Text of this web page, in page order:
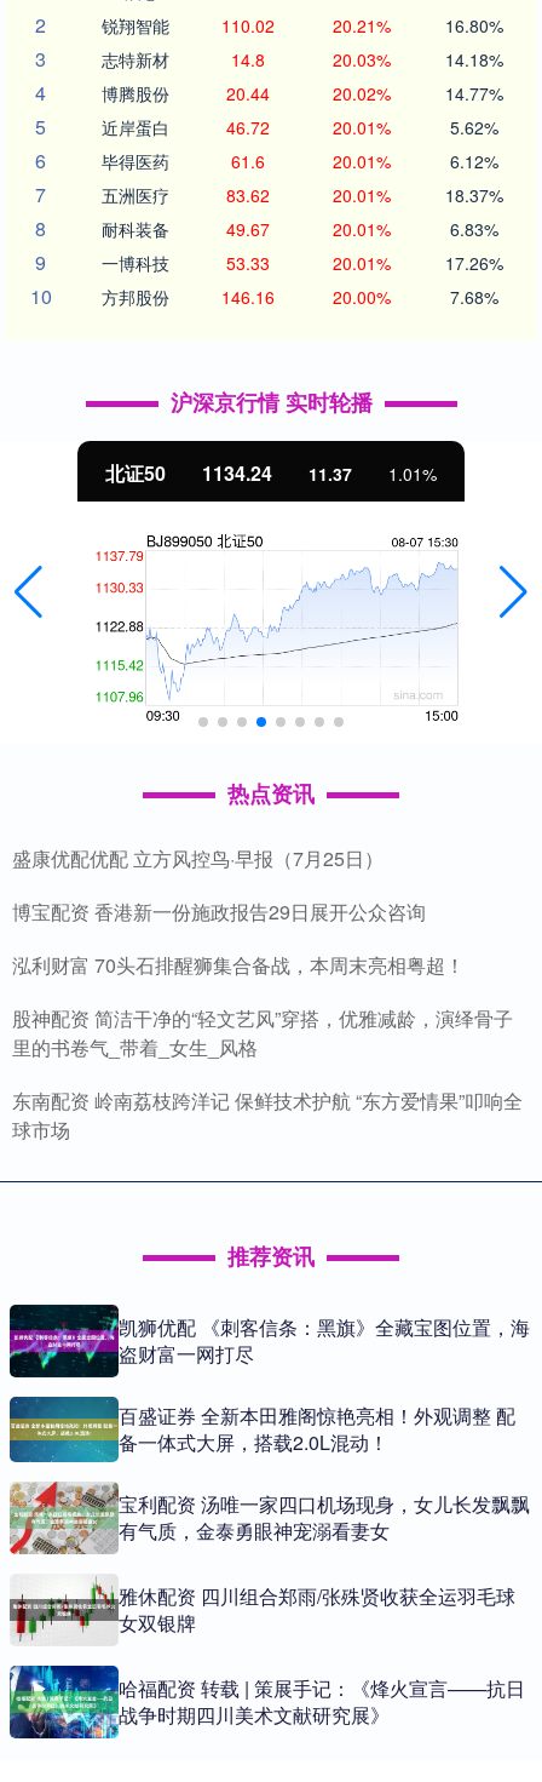
2 锐翔智能 110.02 20.21% 16.80%
3 志特新材 14.8 20.03% 14.18%
4 博腾股份 20.44 20.02% 14.77%
5 近岸蛋白 46.72 20.01% 5.62%
6 毕得医药 61.6 20.01% 6.12%
7 五洲医疗 83.62 20.01% 18.37%
8 耐科装备 49.67 20.01% 6.83%
9 一博科技 53.33 20.01% 17.26%
10 方邦股份 146.16 20.00% 7.68%
沪深京行情 实时轮播
北证50 1134.24 11.37 1.01%
热点资讯
盛康优配优配 立方风控鸟·早报（7月25日）
博宝配资 香港新一份施政报告29日展开公众咨询
泓利财富 70头石排醒狮集合备战，本周末亮相粤超！
股神配资 简洁干净的“轻文艺风”穿搭，优雅减龄，演绎骨子
里的书卷气_带着_女生_风格
东南配资 岭南荔枝跨洋记 保鲜技术护航 “东方爱情果”叩响全
球市场
推荐资讯
凯狮优配 《刺客信条：黑旗》全藏宝图位置，海
盗财富一网打尽
百盛证券 全新本田雅阁惊艳亮相！外观调整 配
备一体式大屏，搭载2.0L混动！
宝利配资 汤唯一家四口机场现身，女儿长发飘飘
有气质，金泰勇眼神宠溺看妻女
雅休配资 四川组合郑雨/张殊贤收获全运羽毛球
女双银牌
哈福配资 转载 | 策展手记：《烽火宣言——抗日
战争时期四川美术文献研究展》